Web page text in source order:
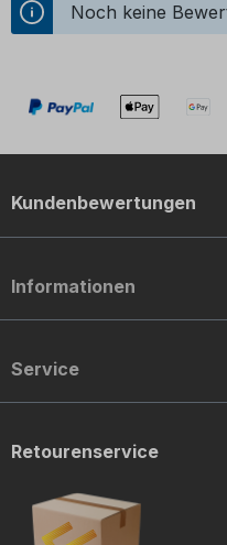
Noch keine
Kundenbewertungen
Informationen
Service
Retourenservice